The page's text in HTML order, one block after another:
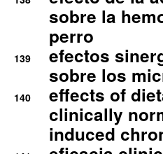
sobre la
perro
139
efectos
sobre los
140
effects of
clinically
induced